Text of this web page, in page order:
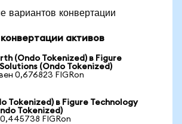
вариантов конвертации
активов
(Ondo Tokenized) в Figure
(Ondo Tokenized)
0,676823 FIGRon
Tokenized) в Figure Technology
Tokenized)
FIGRon